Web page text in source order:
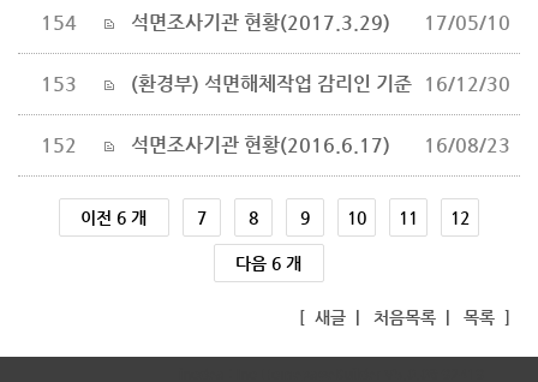
154 석면조사기관 현황(2017.3.29) 17/05/10
153 (환경부) 석면해체작업 감리인 기준 16/12/30
152 석면조사기관 현황(2016.6.17) 16/08/23
이전 6 개 7 8 9 10 11 12
다음 6 개
[ 새글| 처음목록| 목록]